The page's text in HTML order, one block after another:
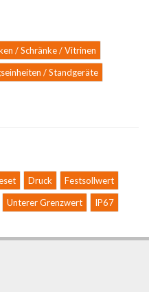
/ Schränke / Vitrinen
/ Standgeräte
Druck
Festsollwert
Unterer Grenzwert
IP67